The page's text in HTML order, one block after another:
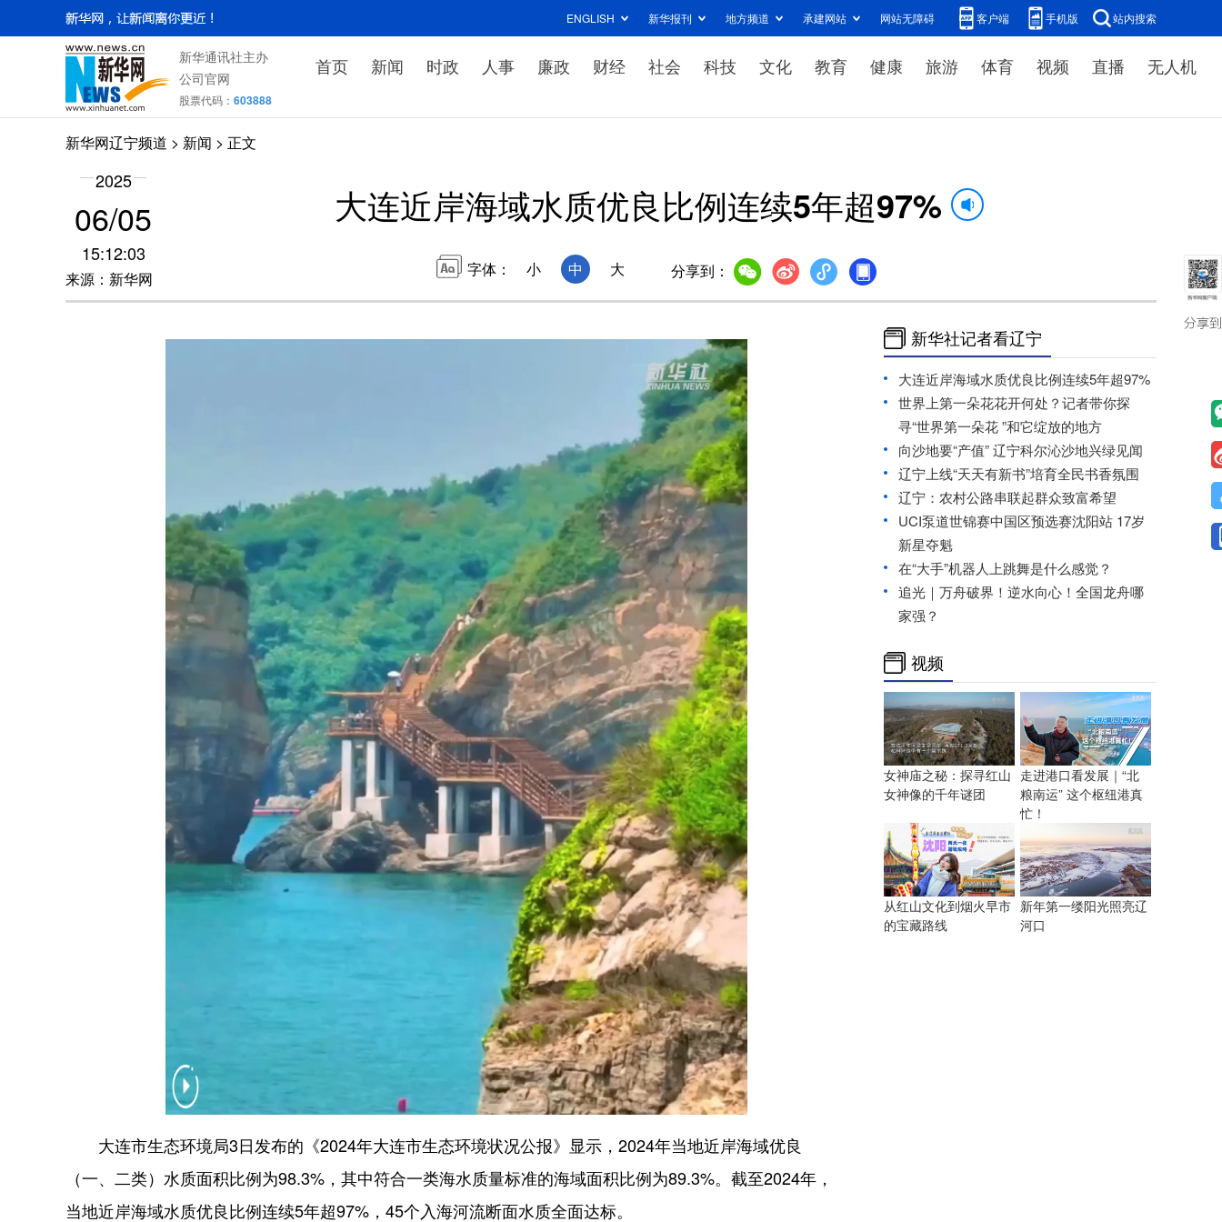
ENGLISH 新华报刊 地方频道 承建网站 网站无障碍 客户端 手机版 站内搜索
新华通讯社主办
公司官网
股票代码： 603888
首页 新闻 时政 人事 廉政 财经 社会 科技 文化 教育 健康 旅游 体育 视频 直播 无人机
新华网辽宁频道 > 新闻 > 正文
2025
06/05
15:12:03
来源：新华网
大连近岸海域水质优良比例连续5年超97%
字体： 小 中 大 分享到：
大连市生态环境局3日发布的《2024年大连市生态环境状况公报》显示，2024年当地近岸海域优良
（一、二类）水质面积比例为98.3%，其中符合一类海水质量标准的海域面积比例为89.3%。截至2024年，
当地近岸海域水质优良比例连续5年超97%，45个入海河流断面水质全面达标。
新华社记者看辽宁
大连近岸海域水质优良比例连续5年超97%
世界上第一朵花花开何处？记者带你探
寻“世界第一朵花 ”和它绽放的地方
向沙地要“产值” 辽宁科尔沁沙地兴绿见闻
辽宁上线“天天有新书”培育全民书香氛围
辽宁：农村公路串联起群众致富希望
UCI泵道世锦赛中国区预选赛沈阳站 17岁
新星夺魁
在“大手”机器人上跳舞是什么感觉？
追光｜万舟破界！逆水向心！全国龙舟哪
家强？
视频
女神庙之秘：探寻红山
女神像的千年谜团
走进港口看发展｜“北
粮南运” 这个枢纽港真
忙！
从红山文化到烟火早市
的宝藏路线
新年第一缕阳光照亮辽
河口